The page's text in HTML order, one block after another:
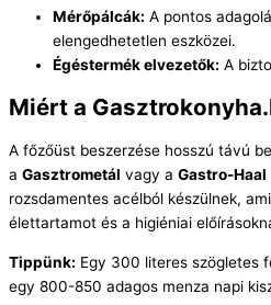
Mérőpálcák: A pontos
elengedhetetlen eszközei.
Égéstermék elvezetők: A
Miért a
A főzőüst beszerzése hosszú távú
a Gasztrometál vagy a Gastro-Haal
rozsdamentes acélból készülnek,
élettartamot és a higiéniai
Tippünk: Egy 300 literes szögletes
egy 800-850 adagos menza napi